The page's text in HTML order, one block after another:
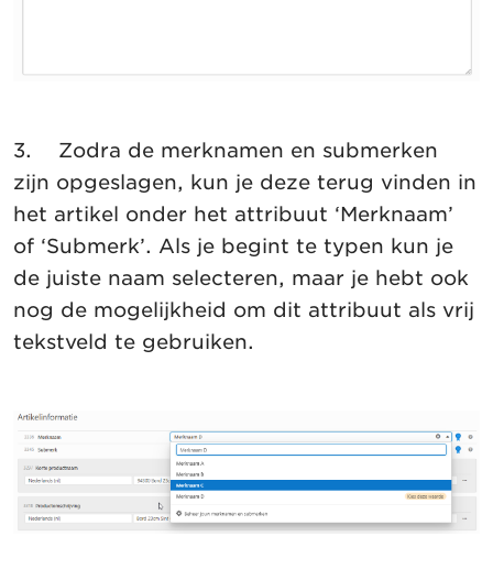
3. Zodra de merknamen en submerken
zijn opgeslagen, kun je deze terug vinden in
het artikel onder het attribuut ‘Merknaam’
of ‘Submerk’. Als je begint te typen kun je
de juiste naam selecteren, maar je hebt ook
nog de mogelijkheid om dit attribuut als vrij
tekstveld te gebruiken.